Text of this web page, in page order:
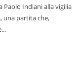
Paolo Indiani alla vigilia
una partita che,